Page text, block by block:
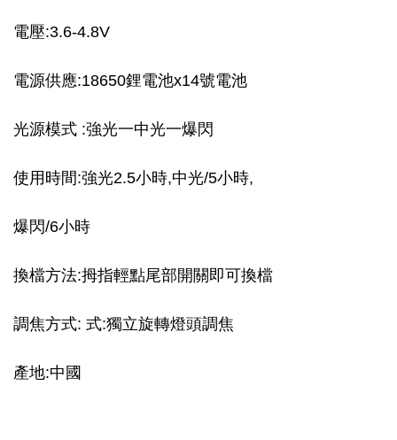
電壓:3.6-4.8V
電源供應:18650鋰電池x14號電池
光源模式 :強光一中光一爆閃
使用時間:強光2.5小時,中光/5小時,
爆閃/6小時
換檔方法:拇指輕點尾部開關即可換檔
調焦方式: 式:獨立旋轉燈頭調焦
產地:中國